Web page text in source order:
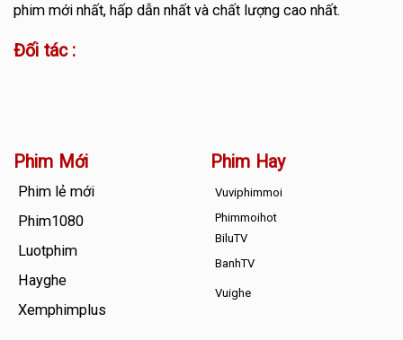
phim mới nhất, hấp dẫn nhất và chất lượng cao nhất.
Đối tác :
Phim Mới
Phim lẻ mới
Phim1080
Luotphim
Hayghe
Xemphimplus
Phim Hay
Vuviphimmoi
Phimmoihot
BiluTV
BanhTV
Vuighe